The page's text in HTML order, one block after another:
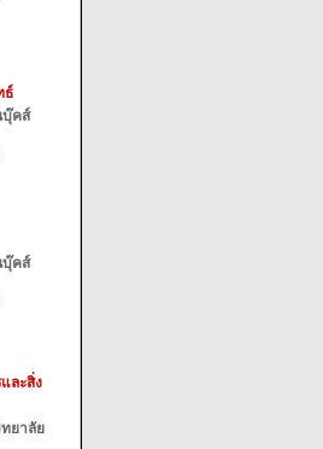
ธ์
บุ๊คส์
บุ๊คส์
ละสิ่ง
ยาลัย